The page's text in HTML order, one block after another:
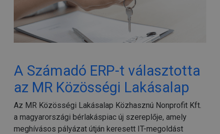
A Számadó ERP-t választotta
az MR Közösségi Lakásalap
Az MR Közösségi Lakásalap Közhasznú Nonprofit Kft.
a magyarországi bérlakáspiac új szereplője, amely
meghívásos pályázat útján keresett IT-megoldást